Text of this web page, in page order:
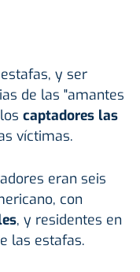
y ser
de las "amantes
captadores las
víctimas.
eran seis
con
, y residentes en
las estafas.